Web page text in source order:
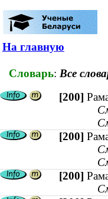
На главную
Словарь: Все
[200]
[200]
[200]